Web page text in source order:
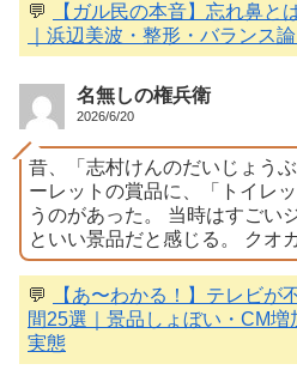
💬
【ガル民の本音】忘れ鼻と
｜浜辺美波・整形・バランス
名無しの権兵衛
2026/6/20
昔、「志村けんのだいじょう
ーレットの賞品に、「トイレ
うのがあった。 当時はすごい
といい景品だと感じる。 クオ
💬
【あ〜わかる！】テレビが
間25選｜景品しょぼい・CM
実態